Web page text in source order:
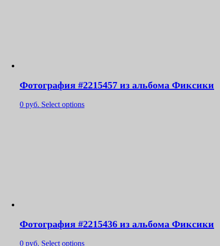
Фотография #2215457 из альбома Фиксики
0 руб. Select options
Фотография #2215436 из альбома Фиксики
0 руб. Select options